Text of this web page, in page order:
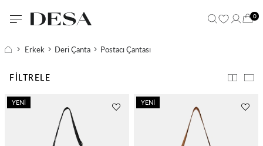
0
Erkek Deri Çanta Postacı Çantası
FILTRELE
YENI
YENI